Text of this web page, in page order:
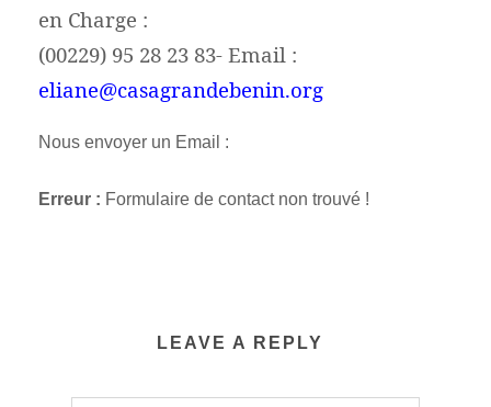
en Charge :
(00229) 95 28 23 83- Email :
eliane@casagrandebenin.org
Nous envoyer un Email :
Erreur : Formulaire de contact non trouvé !
LEAVE A REPLY